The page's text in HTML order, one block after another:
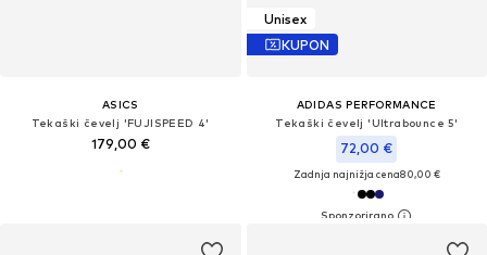
ASICS
Tekaški čevelj 'FUJISPEED 4'
179,00 €
Unisex
KUPON
ADIDAS PERFORMANCE
Tekaški čevelj 'Ultrabounce 5'
72,00 €
Zadnja najnižja cena80,00 €